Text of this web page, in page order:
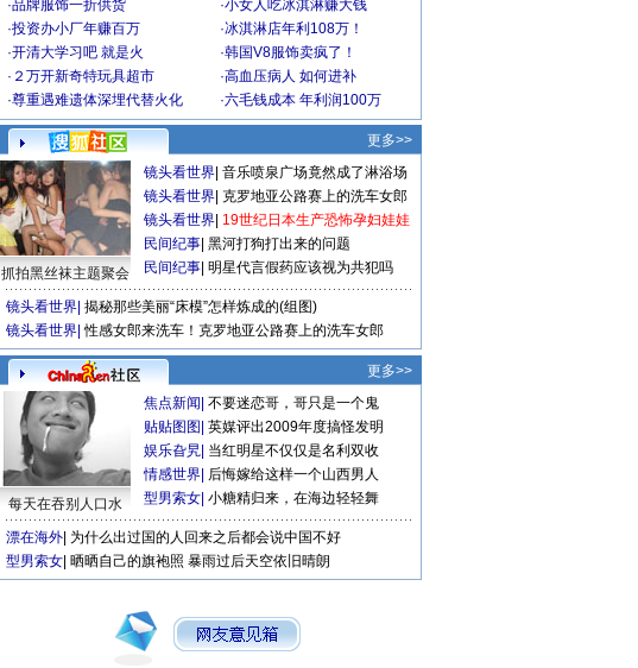
·品牌服饰一折供货 ·小女人吃冰淇淋赚大钱
·投资办小厂年赚百万 ·冰淇淋店年利108万！
·开清大学习吧 就是火 ·韩国V8服饰卖疯了！
· ２万开新奇特玩具超市 ·高血压病人 如何进补
·尊重遇难遗体深埋代替火化 ·六毛钱成本 年利润100万
更多>>
抓拍黑丝袜主题聚会
镜头看世界 音乐喷泉广场竟然成了淋浴场
镜头看世界 克罗地亚公路赛上的洗车女郎
镜头看世界 19世纪日本生产恐怖孕妇娃娃
民间纪事 黑河打狗打出来的问题
民间纪事 明星代言假药应该视为共犯吗
镜头看世界 揭秘那些美丽“床模”怎样炼成的(组图)
镜头看世界 性感女郎来洗车！克罗地亚公路赛上的洗车女郎
更多>>
每天在吞别人口水
焦点新闻 不要迷恋哥，哥只是一个鬼
贴贴图图 英媒评出2009年度搞怪发明
娱乐旮旯 当红明星不仅仅是名利双收
情感世界 后悔嫁给这样一个山西男人
型男索女 小糖精归来，在海边轻轻舞
漂在海外 为什么出过国的人回来之后都会说中国不好
型男索女 晒晒自己的旗袍照 暴雨过后天空依旧晴朗